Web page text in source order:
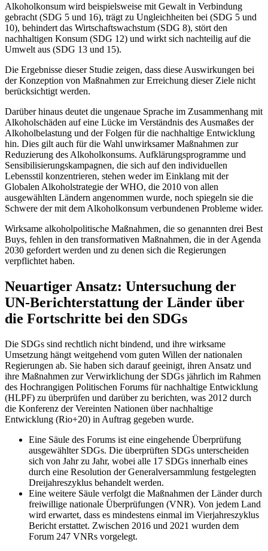
Alkoholkonsum wird beispielsweise mit Gewalt in Verbindung
gebracht (SDG 5 und 16), trägt zu Ungleichheiten bei (SDG 5 und
10), behindert das Wirtschaftswachstum (SDG 8), stört den
nachhaltigen Konsum (SDG 12) und wirkt sich nachteilig auf die
Umwelt aus (SDG 13 und 15).
Die Ergebnisse dieser Studie zeigen, dass diese Auswirkungen bei
der Konzeption von Maßnahmen zur Erreichung dieser Ziele nicht
berücksichtigt werden.
Darüber hinaus deutet die ungenaue Sprache im Zusammenhang mit
Alkoholschäden auf eine Lücke im Verständnis des Ausmaßes der
Alkoholbelastung und der Folgen für die nachhaltige Entwicklung
hin. Dies gilt auch für die Wahl unwirksamer Maßnahmen zur
Reduzierung des Alkoholkonsums. Aufklärungsprogramme und
Sensibilisierungskampagnen, die sich auf den individuellen
Lebensstil konzentrieren, stehen weder im Einklang mit der
Globalen Alkoholstrategie der WHO, die 2010 von allen
ausgewählten Ländern angenommen wurde, noch spiegeln sie die
Schwere der mit dem Alkoholkonsum verbundenen Probleme wider.
Wirksame alkoholpolitische Maßnahmen, die so genannten drei Best
Buys, fehlen in den transformativen Maßnahmen, die in der Agenda
2030 gefordert werden und zu denen sich die Regierungen
verpflichtet haben.
Neuartiger Ansatz: Untersuchung der
UN-Berichterstattung der Länder über
die Fortschritte bei den SDGs
Die SDGs sind rechtlich nicht bindend, und ihre wirksame
Umsetzung hängt weitgehend vom guten Willen der nationalen
Regierungen ab. Sie haben sich darauf geeinigt, ihren Ansatz und
ihre Maßnahmen zur Verwirklichung der SDGs jährlich im Rahmen
des Hochrangigen Politischen Forums für nachhaltige Entwicklung
(HLPF) zu überprüfen und darüber zu berichten, was 2012 durch
die Konferenz der Vereinten Nationen über nachhaltige
Entwicklung (Rio+20) in Auftrag gegeben wurde.
Eine Säule des Forums ist eine eingehende Überprüfung
ausgewählter SDGs. Die überprüften SDGs unterscheiden
sich von Jahr zu Jahr, wobei alle 17 SDGs innerhalb eines
durch eine Resolution der Generalversammlung festgelegten
Dreijahreszyklus behandelt werden.
Eine weitere Säule verfolgt die Maßnahmen der Länder durch
freiwillige nationale Überprüfungen (VNR). Von jedem Land
wird erwartet, dass es mindestens einmal im Vierjahreszyklus
Bericht erstattet. Zwischen 2016 und 2021 wurden dem
Forum 247 VNRs vorgelegt.